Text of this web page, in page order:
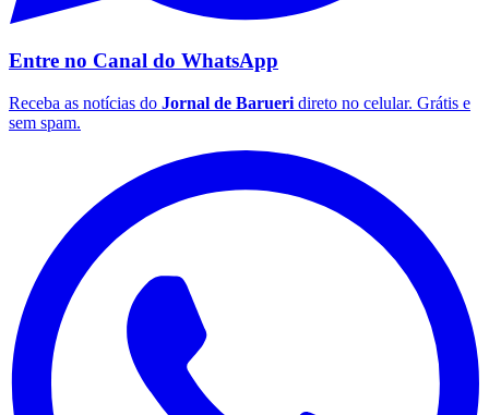
Entre no Canal do WhatsApp
Receba as notícias do Jornal de Barueri direto no celular. Grátis e
sem spam.